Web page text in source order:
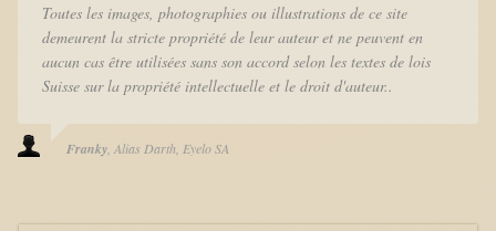
Toutes les images, photographies ou illustrations de ce site
demeurent la stricte propriété de leur auteur et ne peuvent en
aucun cas être utilisées sans son accord selon les textes de lois
Suisse sur la propriété intellectuelle et le droit d'auteur..
Franky Alias Darth Eyelo SA